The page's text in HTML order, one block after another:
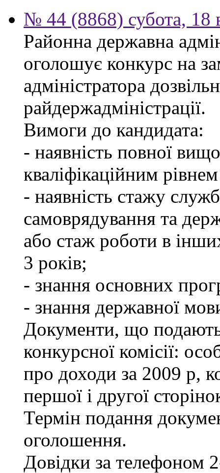
№ 44 (8868) субота, 18
Районна державна
оголошує конкурс на
адміністратора
райдержадміністрації.
Вимоги до кандидата:
- наявність повної
кваліфікаційним
- наявність стажу
самоврядування та
або стаж роботи в
3 років;
- знання основних
- знання державної
Документи, що
конкурсної комісії:
про доходи за 2009 р,
першої і другої
Термін подання
оголошення.
Довідки за телефоном